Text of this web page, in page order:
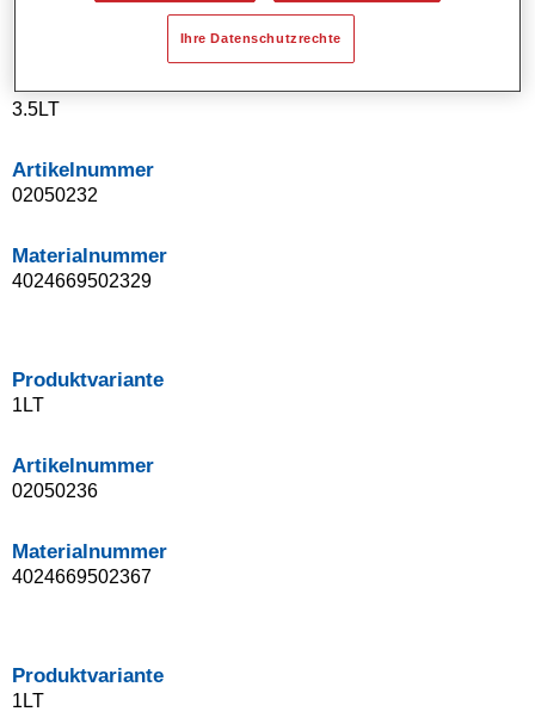
Effiziente Lackierung in einem Arbeitsgang.
3.5LT
Artikelnummer
02050232
Materialnummer
4024669502329
Produktvariante
1LT
Artikelnummer
02050236
Materialnummer
4024669502367
Produktvariante
1LT
Ihre Datenschutzrechte